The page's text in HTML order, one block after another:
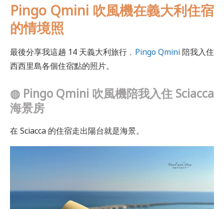
Pingo Qmini 吹風機在義大利住宿
的情境照
最後分享我這趟 14 天義大利旅行﹐ Pingo Qmini 陪我入住
西西里島各個住宿點的照片。
◍ Pingo Qmini 吹風機陪我入住 Sciacca
海景房
在 Sciacca 的住宿走出陽台就是海景。